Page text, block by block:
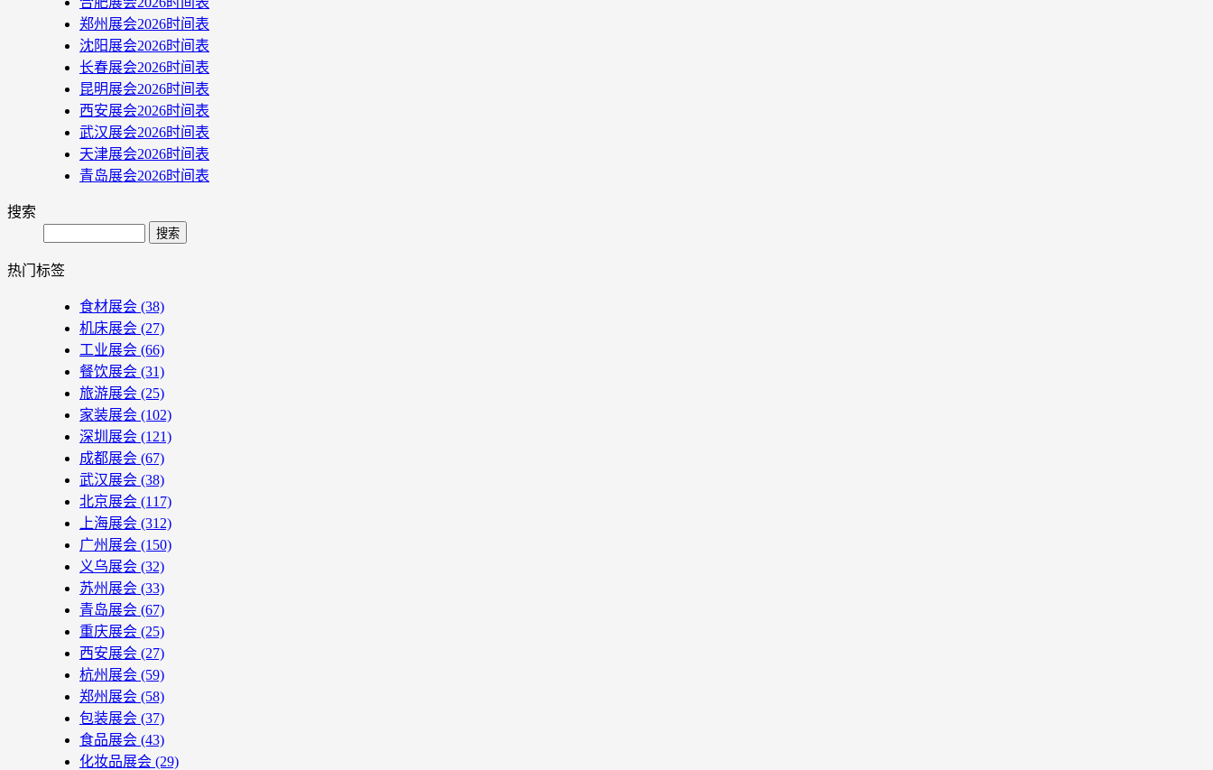
郑州展会2026时间表
沈阳展会2026时间表
长春展会2026时间表
昆明展会2026时间表
西安展会2026时间表
武汉展会2026时间表
天津展会2026时间表
青岛展会2026时间表
搜索
Search
热门标签
食材展会 (38)
机床展会 (27)
工业展会 (66)
餐饮展会 (31)
旅游展会 (25)
家装展会 (102)
深圳展会 (121)
成都展会 (67)
武汉展会 (38)
北京展会 (117)
上海展会 (312)
广州展会 (150)
义乌展会 (32)
苏州展会 (33)
青岛展会 (67)
重庆展会 (25)
西安展会 (27)
杭州展会 (59)
郑州展会 (58)
包装展会 (37)
食品展会 (43)
化妆品展会 (29)